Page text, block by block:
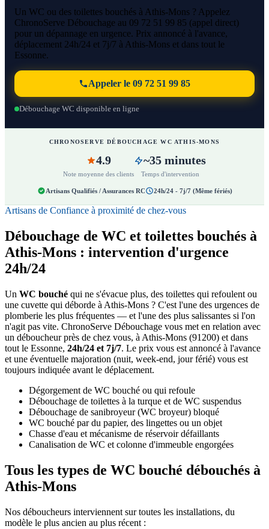
Un WC ou des toilettes bouchés à Athis-Mons ? Appelez
ChronoServe Débouchage au 09 72 51 99 85 (appel direct)
pour un dépannage en urgence. Prix annoncé à l'avance,
déplacement 24h/24 et 7j/7 à Athis-Mons et dans tout le
Essonne.
Appeler le 09 72 51 99 85
Débouchage WC disponible en ligne
CHRONOSERVE DÉBOUCHAGE WC ATHIS-MONS
4.9
Note moyenne des clients
~35 minutes
Temps d'intervention
Artisans Qualifiés / Assurances RC 24h/24 - 7j/7 (Même fériés)
Artisans de Confiance à proximité de chez-vous
Débouchage de WC et toilettes bouchés à
Athis-Mons : intervention d'urgence
24h/24
Un WC bouché qui ne s'évacue plus, des toilettes qui refoulent ou
une cuvette qui déborde à Athis-Mons ? C'est l'une des urgences de
plomberie les plus fréquentes — et l'une des plus salissantes si l'on
n'agit pas vite. ChronoServe Débouchage vous met en relation avec
un déboucheur près de chez vous, à Athis-Mons (91200) et dans
tout le Essonne, 24h/24 et 7j/7. Le prix vous est annoncé à l'avance
et une éventuelle majoration (nuit, week-end, jour férié) vous est
toujours indiquée avant le déplacement.
Dégorgement de WC bouché ou qui refoule
Débouchage de toilettes à la turque et de WC suspendus
Débouchage de sanibroyeur (WC broyeur) bloqué
WC bouché par du papier, des lingettes ou un objet
Chasse d'eau et mécanisme de réservoir défaillants
Canalisation de WC et colonne d'immeuble engorgées
Tous les types de WC bouché débouchés à
Athis-Mons
Nos déboucheurs interviennent sur toutes les installations, du
modèle le plus ancien au plus récent :